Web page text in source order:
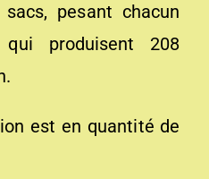
pesant chacun
qui produisent 208
est en quantité de